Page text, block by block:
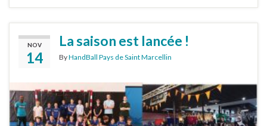
NOV
14
La saison est lancée !
ByHandBall Pays de Saint Marcellin